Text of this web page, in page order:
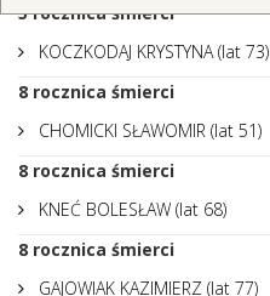
5rocznica śmierci
KOCZKODAJ KRYSTYNA (lat 73)
8 rocznica śmierci
CHOMICKI SŁAWOMIR (lat 51)
8 rocznica śmierci
KNEĆ BOLESŁAW (lat 68)
8 rocznica śmierci
GAJOWIAK KAZIMIERZ (lat 77)